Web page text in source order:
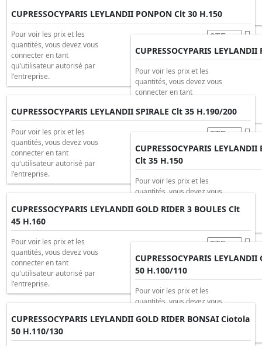
l'entreprise.
CUPRESSOCYPARIS LEYLANDII PONPON Clt 30 H.150
Pour voir les prix et les
quantités, vous devez vous
connecter en tant
qu'utilisateur autorisé par
l'entreprise.
CUPRESSOCYPARIS
Pour voir les prix et les
quantités, vous devez vous
connecter en tant
l'entreprise.
CUPRESSOCYPARIS LEYLANDII SPIRALE Clt 35 H.190/200
Pour voir les prix et les
quantités, vous devez vous
connecter en tant
qu'utilisateur autorisé par
l'entreprise.
CUPRESSOCYPARIS
Clt 35 H.150
Pour voir les prix et les
quantités, vous devez vous
qu'utilisateur autorisé par
CUPRESSOCYPARIS LEYLANDII GOLD RIDER 3 BOULES Clt
45 H.160
Pour voir les prix et les
quantités, vous devez vous
connecter en tant
qu'utilisateur autorisé par
l'entreprise.
CUPRESSOCYPARIS
50 H.100/110
Pour voir les prix et les
quantités, vous devez vous
qu'utilisateur autorisé par
CUPRESSOCYPARIS LEYLANDII GOLD RIDER BONSAI Ciotola
50 H.110/130